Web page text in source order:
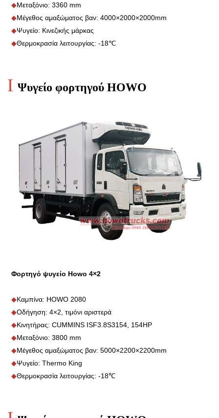
◆Μεταξόνιο: 3360 mm
◆Μέγεθος αμαξώματος βαν: 4000×2000×2000mm
◆Ψυγείο: Κινεζικής μάρκας
◆Θερμοκρασία λειτουργίας: -18℃
I Ψυγείο φορτηγού HOWO
Φορτηγό ψυγείο Howo 4×2
◆Καμπίνα: HOWO 2080
◆Οδήγηση: 4×2, τιμόνι αριστερά
◆Κινητήρας: CUMMINS ISF3.8S3154, 154HP
◆Μεταξόνιο: 3800 mm
◆Μέγεθος αμαξώματος βαν: 5000×2200×2200mm
◆Ψυγείο: Thermo King
◆Θερμοκρασία λειτουργίας: -18℃